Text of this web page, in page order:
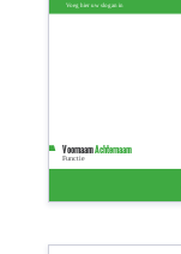
Functie
Voeg hier uw slogan in
VoornaamAchternaam